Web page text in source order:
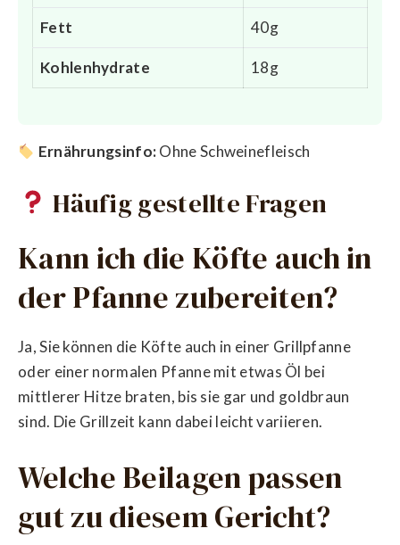
Fett 40g
Kohlenhydrate 18g
Ernährungsinfo:Ohne Schweinefleisch
Häufig gestellte Fragen
Kann ich die Köfte auch in
der Pfanne zubereiten?
Ja, Sie können die Köfte auch in einer Grillpfanne
oder einer normalen Pfanne mit etwas Öl bei
mittlerer Hitze braten, bis sie gar und goldbraun
sind. Die Grillzeit kann dabei leicht variieren.
Welche Beilagen passen
gut zu diesem Gericht?